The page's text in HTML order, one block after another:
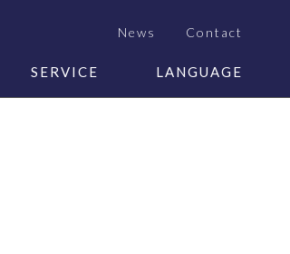
News Contact
SERVICE LANGUAGE